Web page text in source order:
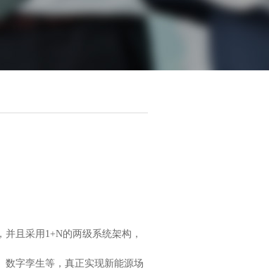
且采用1+N的两级系统架构，
数字孪生等，真正实现新能源场